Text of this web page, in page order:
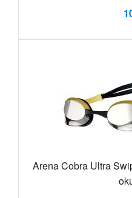
Arena Cobra Ultra